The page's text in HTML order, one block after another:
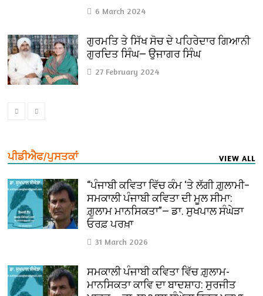
6 March 2024
ਗੁਰਮਤਿ ਤੇ ਸਿੱਖ ਸੋਚ ਦੇ ਪਹਿਰੇਦਾਰ ਗਿਆਨੀ
ਗੁਰਦਿਤ ਸਿੰਘ— ਉਜਾਗਰ ਸਿੰਘ
27 February 2024
ਪੀਡੀਐਫ/ਪੁਸਤਕਾਂ VIEW ALL
“ਪੰਜਾਬੀ ਕਵਿਤਾ ਵਿੱਚ ਕੰਮ ‘ਤੇ ਲੱਗੀ ਗ਼ੁਲਾਮੀ–
ਸਮਕਾਲੀ ਪੰਜਾਬੀ ਕਵਿਤਾ ਦੀ ਮੂਲ ਸੀਮਾ:
ਗ਼ੁਲਾਮ ਮਾਨਸਿਕਤਾ”— ਡਾ. ਸੁਖਪਾਲ ਸੰਘੇੜਾ
ਓਰਫ਼ ਪਰਖ਼ਾ
31 March 2026
ਸਮਕਾਲੀ ਪੰਜਾਬੀ ਕਵਿਤਾ ਵਿੱਚ ਗ਼ੁਲਾਮ-
ਮਾਨਸਿਕਤਾ ਕਾਵਿ ਦਾ ਬਾਦਸ਼ਾਹ: ਸੁਰਜੀਤ